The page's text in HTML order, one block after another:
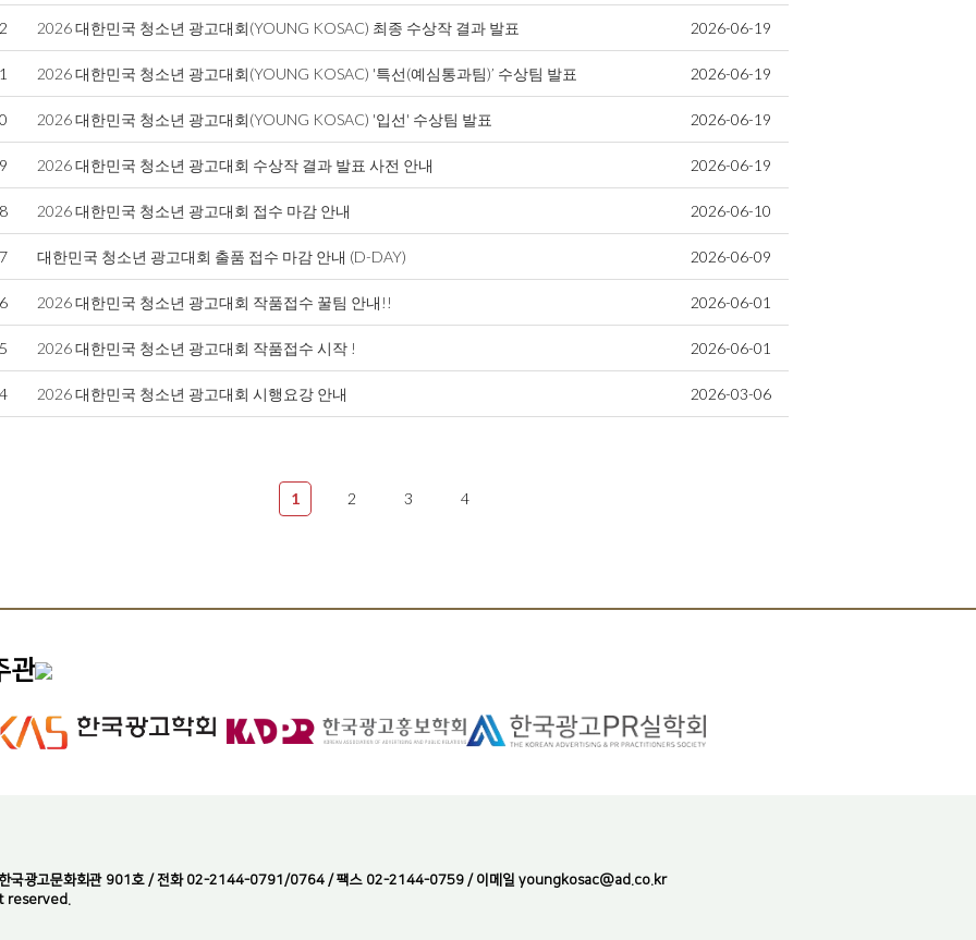
2026 대한민국 청소년 광고대회(YOUNG KOSAC) 최종 수상작 결과 발표 2026-06-19
2026 대한민국 청소년 광고대회(YOUNG KOSAC) '특선(예심통과팀)’ 수상팀 발표 2026-06-19
2026 대한민국 청소년 광고대회(YOUNG KOSAC) '입선' 수상팀 발표 2026-06-19
2026 대한민국 청소년 광고대회 수상작 결과 발표 사전 안내 2026-06-19
2026 대한민국 청소년 광고대회 접수 마감 안내 2026-06-10
대한민국 청소년 광고대회 출품 접수 마감 안내 (D-DAY) 2026-06-09
2026 대한민국 청소년 광고대회 작품접수 꿀팀 안내!! 2026-06-01
2026 대한민국 청소년 광고대회 작품접수 시작 ! 2026-06-01
2026 대한민국 청소년 광고대회 시행요강 안내 2026-03-06
1 2 3 4
관
한국광고문화회관 901호 / 전화 02-2144-0791/0764 / 팩스 02-2144-0759 / 이메일 youngkosac@ad.co.kr
reserved.